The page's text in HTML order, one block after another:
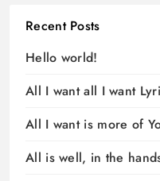
Recent Posts
Hello world!
All I want all I want
All I want is more of
All is well, in the